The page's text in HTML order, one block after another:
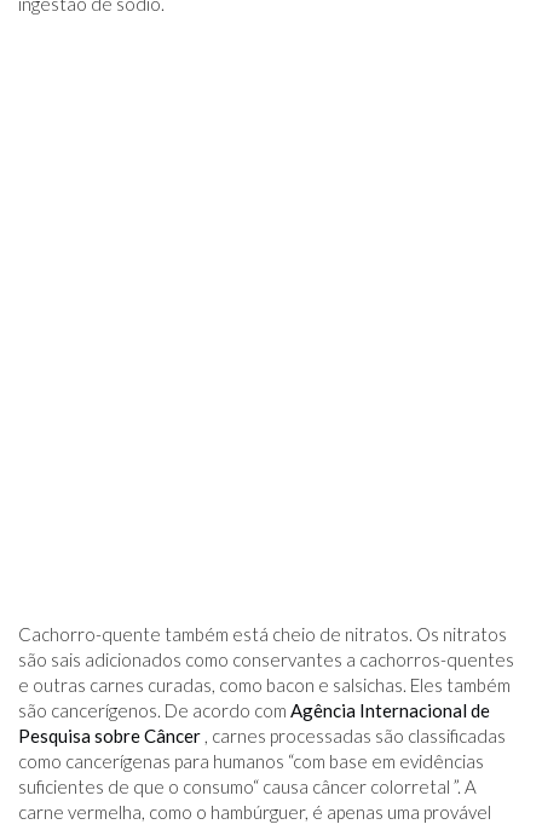
Cachorro-quente também está cheio de nitratos. Os nitratos
são sais adicionados como conservantes a cachorros-quentes
e outras carnes curadas, como bacon e salsichas. Eles também
são cancerígenos. De acordo com Agência Internacional de
Pesquisa sobre Câncer , carnes processadas são classificadas
como cancerígenas para humanos “com base em evidências
suficientes de que o consumo“ causa câncer colorretal ”. A
carne vermelha, como o hambúrguer, é apenas uma provável